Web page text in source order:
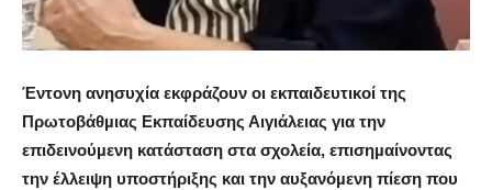
Έντονη ανησυχία εκφράζουν οι εκπαιδευτικοί της
Πρωτοβάθµιας Εκπαίδευσης Αιγιάλειας για την
επιδεινούµενη κατάσταση στα σχολεία, επισηµαίνοντας
την έλλειψη υποστήριξης και την αυξανόµενη πίεση που